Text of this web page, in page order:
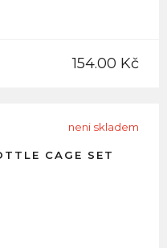
154.00 Kč
neni skladem
CAGE SET